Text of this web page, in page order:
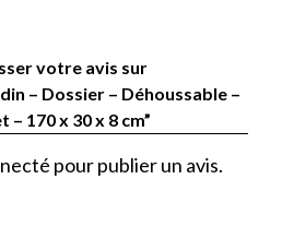
votre avis sur
– Dossier – Déhoussable –
– 170 x 30 x 8 cm”
pour publier un avis.